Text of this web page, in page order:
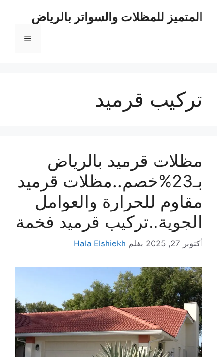
المتميز للمظلات والسواتر بالرياض
القائمة
تركيب قرميد
مظلات قرميد بالرياض
بـ23%خصم..مظلات قرميد
مقاوم للحرارة والعوامل
الجوية..تركيب قرميد فخمة
أكتوبر 27, 2025 بقلم Hala Elshiekh